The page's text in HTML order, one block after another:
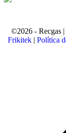
©2026 - Recgas |
Frikitek| Política